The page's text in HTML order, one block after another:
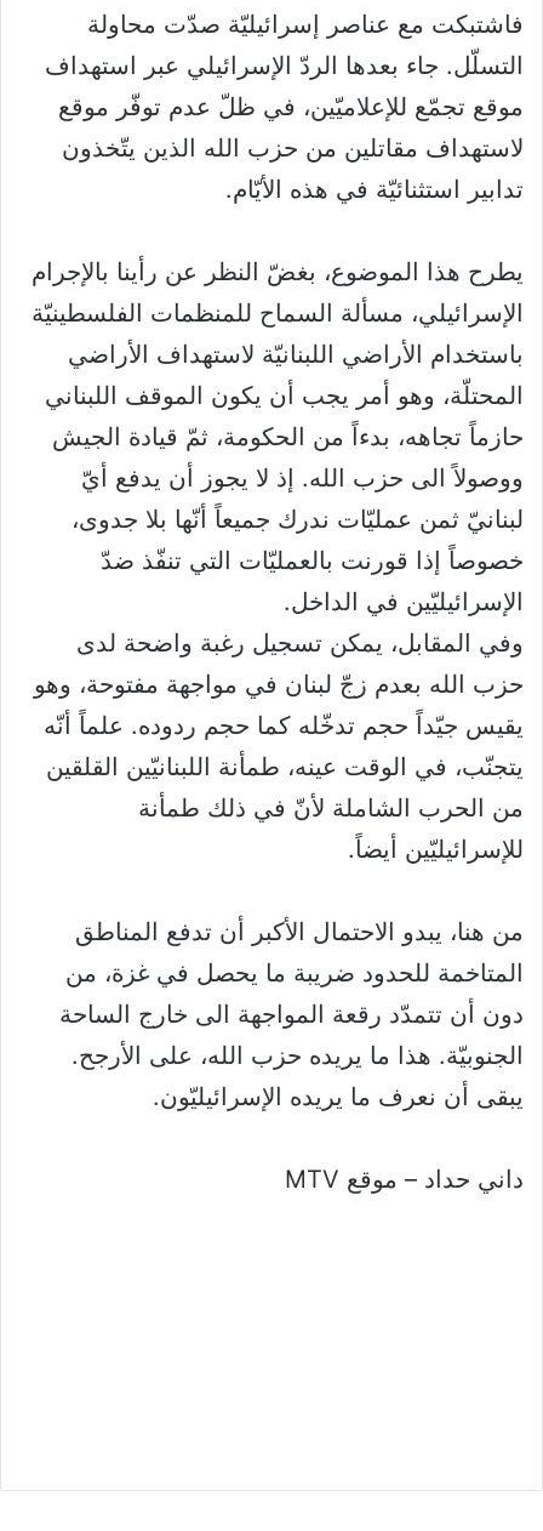
فاشتبكت مع عناصر إسرائيليّة صدّت محاولة
التسلّل. جاء بعدها الردّ الإسرائيلي عبر استهداف
موقع تجمّع للإعلاميّين، في ظلّ عدم توفّر موقع
لاستهداف مقاتلين من حزب الله الذين يتّخذون
تدابير استثنائيّة في هذه الأيّام.
يطرح هذا الموضوع، بغضّ النظر عن رأينا بالإجرام
الإسرائيلي، مسألة السماح للمنظمات الفلسطينيّة
باستخدام الأراضي اللبنانيّة لاستهداف الأراضي
المحتلّة، وهو أمر يجب أن يكون الموقف اللبناني
حازماً تجاهه، بدءاً من الحكومة، ثمّ قيادة الجيش
ووصولاً الى حزب الله. إذ لا يجوز أن يدفع أيّ
لبنانيّ ثمن عمليّات ندرك جميعاً أنّها بلا جدوى،
خصوصاً إذا قورنت بالعمليّات التي تنفّذ ضدّ
الإسرائيليّين في الداخل.
وفي المقابل، يمكن تسجيل رغبة واضحة لدى
حزب الله بعدم زجّ لبنان في مواجهة مفتوحة، وهو
يقيس جيّداً حجم تدخّله كما حجم ردوده. علماً أنّه
يتجنّب، في الوقت عينه، طمأنة اللبنانيّين القلقين
من الحرب الشاملة لأنّ في ذلك طمأنة
للإسرائيليّين أيضاً.
من هنا، يبدو الاحتمال الأكبر أن تدفع المناطق
المتاخمة للحدود ضريبة ما يحصل في غزة، من
دون أن تتمدّد رقعة المواجهة الى خارج الساحة
الجنوبيّة. هذا ما يريده حزب الله، على الأرجح.
يبقى أن نعرف ما يريده الإسرائيليّون.
داني حداد – موقع MTV